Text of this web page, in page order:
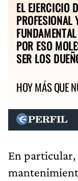
EL EJERCICIO
POR ESO
SER LOS
HOY MÁS QUE
En